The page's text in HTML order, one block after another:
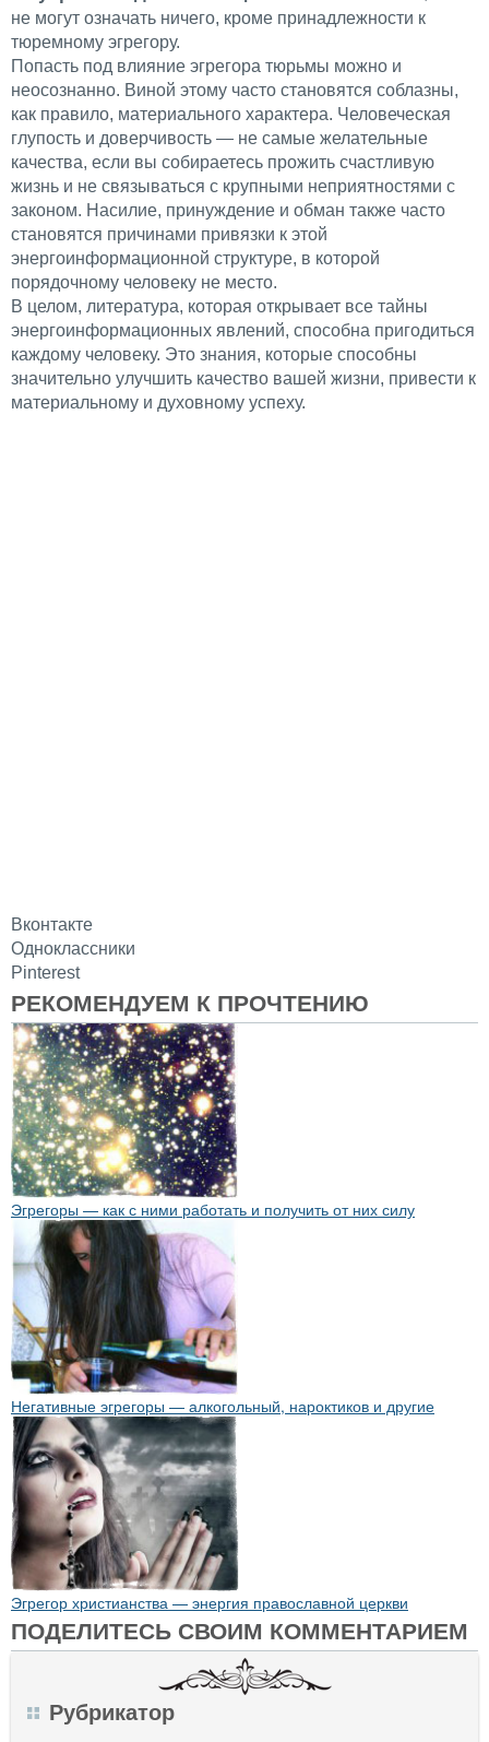
не могут означать ничего, кроме принадлежности к
тюремному эгрегору.
Попасть под влияние эгрегора тюрьмы можно и
неосознанно. Виной этому часто становятся соблазны,
как правило, материального характера. Человеческая
глупость и доверчивость — не самые желательные
качества, если вы собираетесь прожить счастливую
жизнь и не связываться с крупными неприятностями с
законом. Насилие, принуждение и обман также часто
становятся причинами привязки к этой
энергоинформационной структуре, в которой
порядочному человеку не место.
В целом, литература, которая открывает все тайны
энергоинформационных явлений, способна пригодиться
каждому человеку. Это знания, которые способны
значительно улучшить качество вашей жизни, привести к
материальному и духовному успеху.
Вконтакте
Одноклассники
Pinterest
РЕКОМЕНДУЕМ К ПРОЧТЕНИЮ
Эгрегоры — как с ними работать и получить от них силу
Негативные эгрегоры — алкогольный, нароктиков и другие
Эгрегор христианства — энергия православной церкви
ПОДЕЛИТЕСЬ СВОИМ КОММЕНТАРИЕМ
Рубрикатор